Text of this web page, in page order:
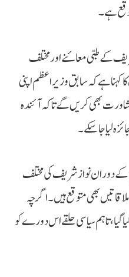
ہے۔
کے طبی معائنے اور مختلف
ہے کہ سابق وزیراعظم اپنی
بھی کریں گے تاکہ آئندہ
لیا جا سکے۔
کے دوران نواز شریف کی مختلف
بھی متوقع ہیں۔ اگرچہ
گیا، تاہم سیاسی حلقے اس دورے کو